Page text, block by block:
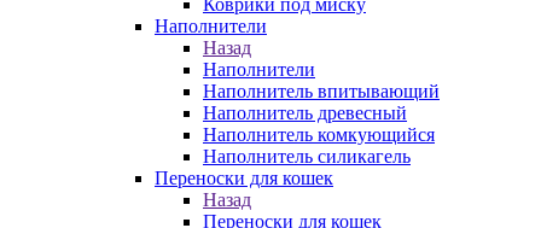
Коврики под миску
Наполнители
Назад
Наполнители
Наполнитель впитывающий
Наполнитель древесный
Наполнитель комкующийся
Наполнитель силикагель
Переноски для кошек
Назад
Переноски для кошек